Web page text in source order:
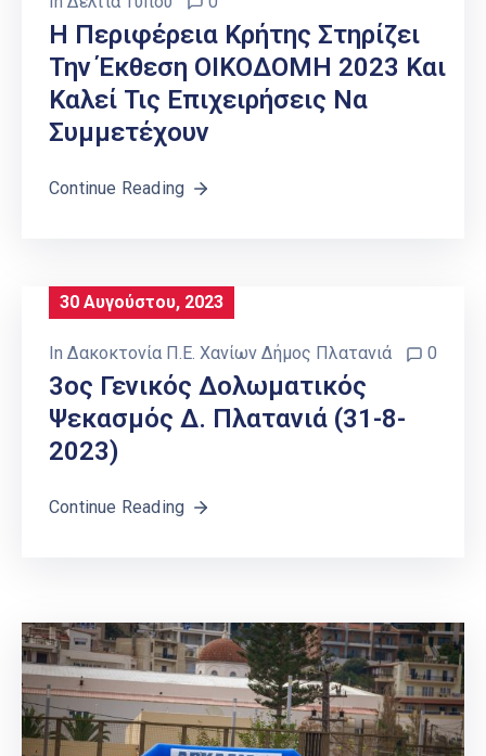
Η Περιφέρεια Κρήτης Στηρίζει
Την Έκθεση ΟΙΚΟΔΟΜΗ 2023 Και
Καλεί Τις Επιχειρήσεις Να
Συμμετέχουν
Continue Reading
30 Αυγούστου, 2023
In Δακοκτονία Π.Ε. Χανίων Δήμος Πλατανιά 0
3ος Γενικός Δολωματικός
Ψεκασμός Δ. Πλατανιά (31-8-
2023)
Continue Reading